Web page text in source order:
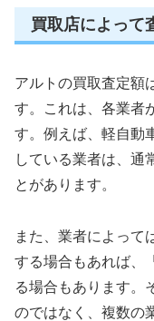
買取店によって
アルトの買取査定額
す。これは、各業者
す。例えば、軽自動
している業者は、通
とがあります。
また、業者によって
する場合もあれば、
る場合もあります。
のではなく、複数の